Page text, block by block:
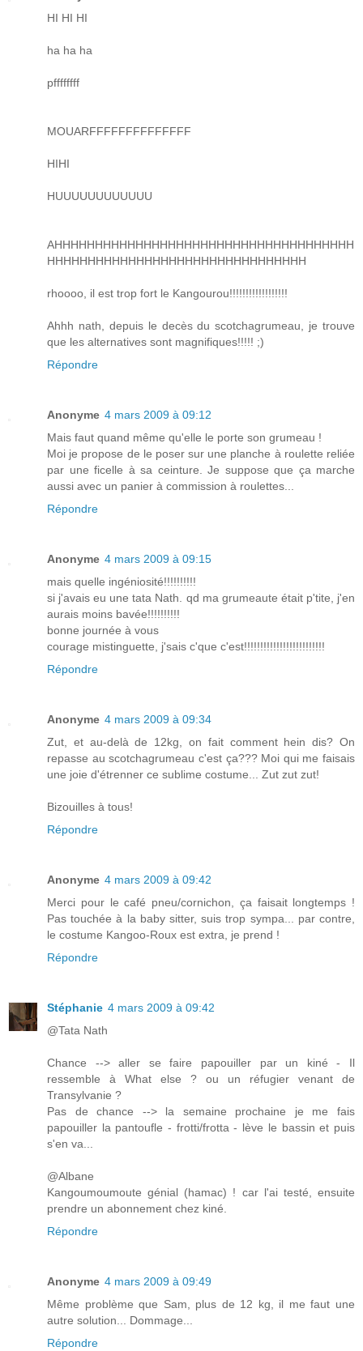
HI HI HI
ha ha ha
pffffffff
MOUARFFFFFFFFFFFFFF
HIHI
HUUUUUUUUUUUU
AHHHHHHHHHHHHHHHHHHHHHHHHHHHHHHHHHHHHH
HHHHHHHHHHHHHHHHHHHHHHHHHHHHHHHH
rhoooo, il est trop fort le Kangourou!!!!!!!!!!!!!!!!!!
Ahhh nath, depuis le decès du scotchagrumeau, je trouve
que les alternatives sont magnifiques!!!!! ;)
Répondre
Anonyme 4 mars 2009 à 09:12
Mais faut quand même qu'elle le porte son grumeau !
Moi je propose de le poser sur une planche à roulette reliée
par une ficelle à sa ceinture. Je suppose que ça marche
aussi avec un panier à commission à roulettes...
Répondre
Anonyme 4 mars 2009 à 09:15
mais quelle ingéniosité!!!!!!!!!!
si j'avais eu une tata Nath. qd ma grumeaute était p'tite, j'en
aurais moins bavée!!!!!!!!!!
bonne journée à vous
courage mistinguette, j'sais c'que c'est!!!!!!!!!!!!!!!!!!!!!!!!!
Répondre
Anonyme 4 mars 2009 à 09:34
Zut, et au-delà de 12kg, on fait comment hein dis? On
repasse au scotchagrumeau c'est ça??? Moi qui me faisais
une joie d'étrenner ce sublime costume... Zut zut zut!
Bizouilles à tous!
Répondre
Anonyme 4 mars 2009 à 09:42
Merci pour le café pneu/cornichon, ça faisait longtemps !
Pas touchée à la baby sitter, suis trop sympa... par contre,
le costume Kangoo-Roux est extra, je prend !
Répondre
Stéphanie 4 mars 2009 à 09:42
@Tata Nath
Chance --> aller se faire papouiller par un kiné - Il
ressemble à What else ? ou un réfugier venant de
Transylvanie ?
Pas de chance --> la semaine prochaine je me fais
papouiller la pantoufle - frotti/frotta - lève le bassin et puis
s'en va...
@Albane
Kangoumoumoute génial (hamac) ! car l'ai testé, ensuite
prendre un abonnement chez kiné.
Répondre
Anonyme 4 mars 2009 à 09:49
Même problème que Sam, plus de 12 kg, il me faut une
autre solution... Dommage...
Répondre